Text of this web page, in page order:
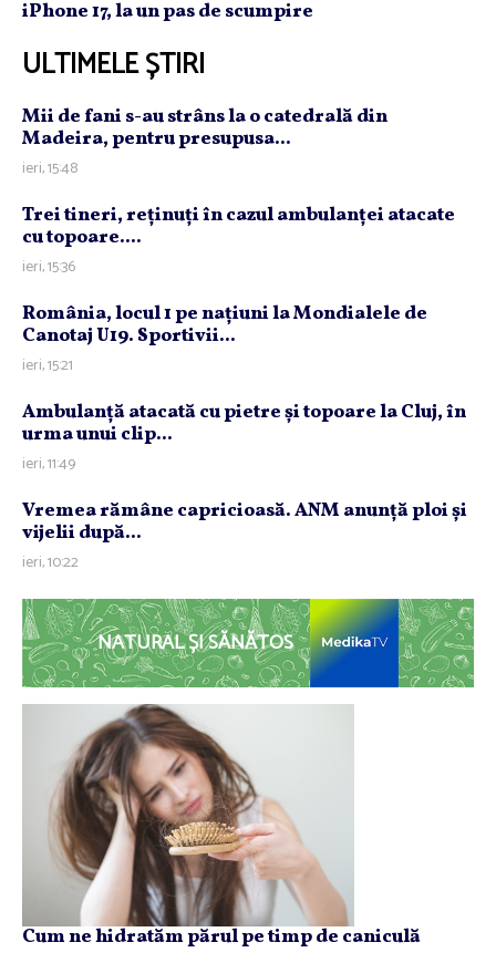
iPhone 17, la un pas de scumpire
ULTIMELE ȘTIRI
Mii de fani s-au strâns la o catedrală din
Madeira, pentru presupusa...
ieri, 15:48
Trei tineri, reţinuţi în cazul ambulanţei atacate
cu topoare....
ieri, 15:36
România, locul 1 pe naţiuni la Mondialele de
Canotaj U19. Sportivii...
ieri, 15:21
Ambulanţă atacată cu pietre şi topoare la Cluj, în
urma unui clip...
ieri, 11:49
Vremea rămâne capricioasă. ANM anunţă ploi şi
vijelii după...
ieri, 10:22
NATURAL ȘI SĂNĂTOS
Cum ne hidratăm părul pe timp de caniculă